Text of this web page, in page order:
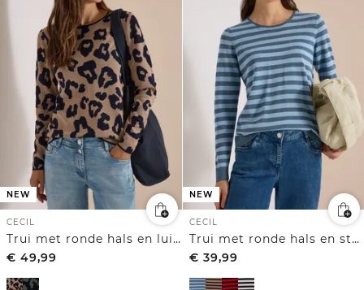
NEW
CECIL
Trui met ronde hals en luipaardprint
€ 49,99
NEW
CECIL
Trui met ronde hals en strepen
€ 39,99